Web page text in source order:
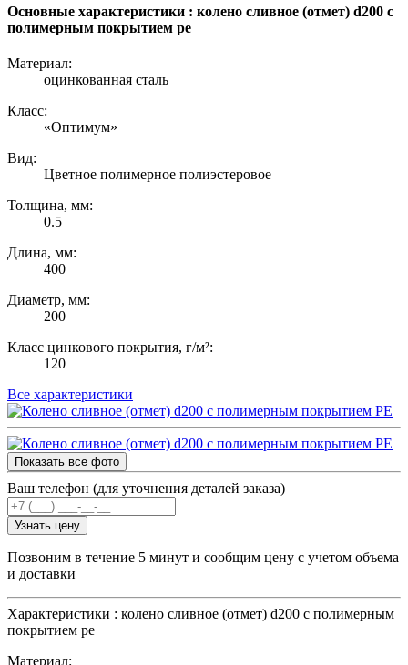
Основные характеристики : колено сливное (отмет) d200 с
полимерным покрытием pe
Материал:
оцинкованная сталь
Класс:
«Оптимум»
Вид:
Цветное полимерное полиэстеровое
Толщина, мм:
0.5
Длина, мм:
400
Диаметр, мм:
200
Класс цинкового покрытия, г/м²:
120
Все характеристики
Показать все фото
Ваш телефон (для уточнения деталей заказа)
Узнать цену
Позвоним в течение 5 минут и сообщим цену с учетом объема
и доставки
Характеристики : колено сливное (отмет) d200 с полимерным
покрытием pe
Материал: